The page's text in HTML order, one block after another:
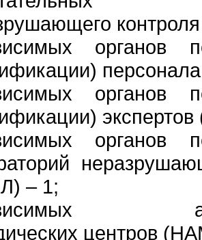
органов
органов
органов
– 1;
центров